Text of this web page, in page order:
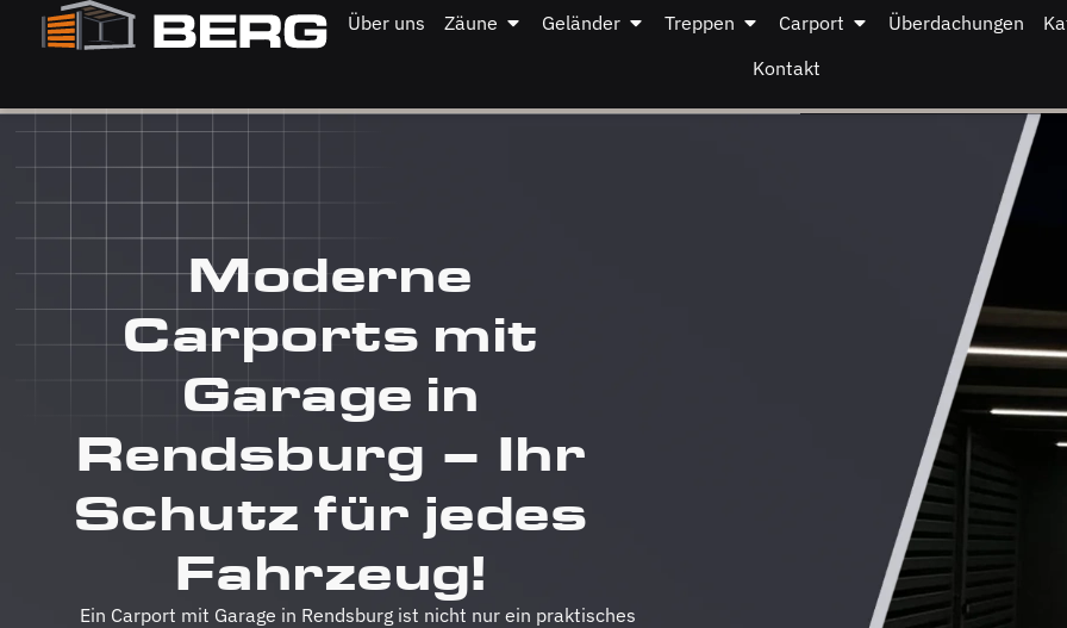
Über uns Zäune Geländer Treppen Carport Überdachungen
Kontakt
Moderne
Carports mit
Garage in
Rendsburg – Ihr
Schutz für jedes
Fahrzeug!
Ein Carport mit Garage in Rendsburg ist nicht nur ein praktisches